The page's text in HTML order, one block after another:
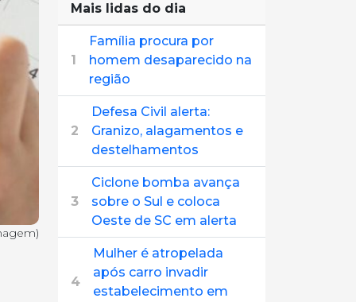
Mais lidas do dia
1
Família procura por
homem desaparecido na
região
2
Defesa Civil alerta:
Granizo, alagamentos e
destelhamentos
3
Ciclone bomba avança
sobre o Sul e coloca
Oeste de SC em alerta
4
Mulher é atropelada
após carro invadir
estabelecimento em